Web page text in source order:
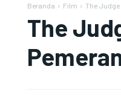
Beranda Film The Judge
The